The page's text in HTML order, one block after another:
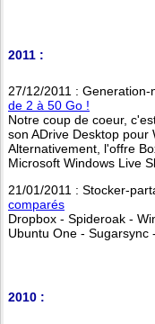
2011 :
27/12/2011 : Generation-
de 2 à 50 Go !
Notre coup de coeur,
son ADrive Desktop pour
Alternativement, l'offre
Microsoft Windows Live
21/01/2011 : Stocker-
comparés
Dropbox - Spideroak -
Ubuntu One - Sugarsync
2010 :